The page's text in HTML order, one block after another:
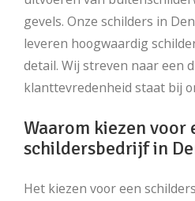
gevels. Onze schilders in
leveren hoogwaardig
detail. Wij streven naar een
klanttevredenheid staat bij
Waarom kiezen voor
schildersbedrijf in
Het kiezen voor een